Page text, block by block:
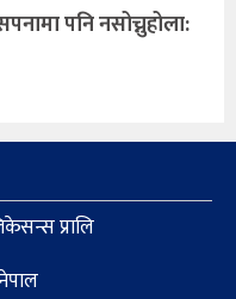
पनि नसोच्नुहोला:
प्रालि